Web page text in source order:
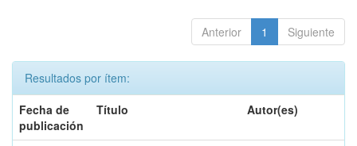
Anterior 1 Siguiente
Resultados por ítem:
Fecha de
publicación
Título Autor(es)